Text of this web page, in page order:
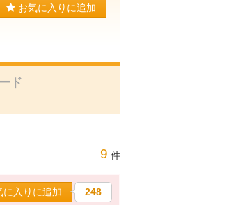
お気に入りに追加
ド
9 件
に入りに追加 248